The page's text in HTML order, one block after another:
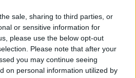
sale, sharing to third parties, or
or sensitive information for
please use the below opt-out
Please note that after your
you may continue seeing
on personal information utilized by
rész